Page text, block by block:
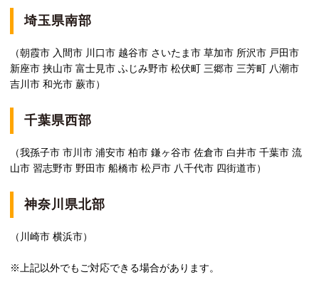
埼玉県南部
（朝霞市 入間市 川口市 越谷市 さいたま市 草加市 所沢市 戸田市
新座市 挟山市 富士見市 ふじみ野市 松伏町 三郷市 三芳町 八潮市
吉川市 和光市 蕨市）
千葉県西部
（我孫子市 市川市 浦安市 柏市 鎌ヶ谷市 佐倉市 白井市 千葉市 流
山市 習志野市 野田市 船橋市 松戸市 八千代市 四街道市）
神奈川県北部
（川崎市 横浜市）
※上記以外でもご対応できる場合があります。